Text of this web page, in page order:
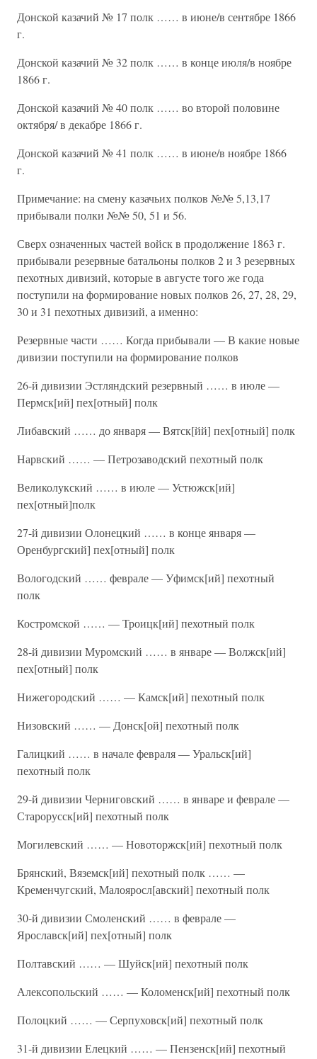
Донской казачий № 17 полк …… в июне/в сентябре 1866
г.
Донской казачий № 32 полк …… в конце июля/в ноябре
1866 г.
Донской казачий № 40 полк …… во второй половине
октября/ в декабре 1866 г.
Донской казачий № 41 полк …… в июне/в ноябре 1866
г.
Примечание: на смену казачьих полков №№ 5,13,17
прибывали полки №№ 50, 51 и 56.
Сверх означенных частей войск в продолжение 1863 г.
прибывали резервные батальоны полков 2 и 3 резервных
пехотных дивизий, которые в августе того же года
поступили на формирование новых полков 26, 27, 28, 29,
30 и 31 пехотных дивизий, а именно:
Резервные части …… Когда прибывали — В какие новые
дивизии поступили на формирование полков
26-й дивизии Эстляндский резервный …… в июле —
Пермск[ий] пех[отный] полк
Либавский …… до января — Вятск[йй] пех[отный] полк
Нарвский …… — Петрозаводский пехотный полк
Великолукский …… в июле — Устюжск[ий]
пех[отный]полк
27-й дивизии Олонецкий …… в конце января —
Оренбургский] пех[отный] полк
Вологодский …… феврале — Уфимск[ий] пехотный
полк
Костромской …… — Троицк[ий] пехотный полк
28-й дивизии Муромский …… в январе — Волжск[ий]
пех[отный] полк
Нижегородский …… — Камск[ий] пехотный полк
Низовский …… — Донск[ой] пехотный полк
Галицкий …… в начале февраля — Уральск[ий]
пехотный полк
29-й дивизии Черниговский …… в январе и феврале —
Старорусск[ий] пехотный полк
Могилевский …… — Новоторжск[ий] пехотный полк
Брянский, Вяземск[ий] пехотный полк …… —
Кременчугский, Малояросл[авский] пехотный полк
30-й дивизии Смоленский …… в феврале —
Ярославск[ий] пех[отный] полк
Полтавский …… — Шуйск[ий] пехотный полк
Алексопольский …… — Коломенск[ий] пехотный полк
Полоцкий …… — Серпуховск[ий] пехотный полк
31-й дивизии Елецкий …… — Пензенск[ий] пехотный